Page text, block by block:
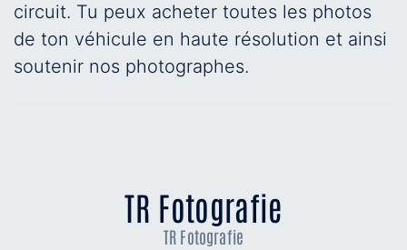
circuit. Tu peux acheter toutes les photos
de ton véhicule en haute résolution et ainsi
soutenir nos photographes.
TR Fotografie
TR Fotografie